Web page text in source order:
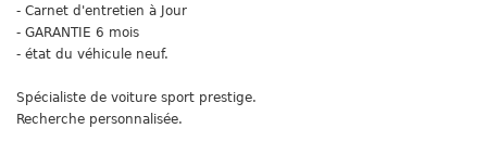
- Carnet d'entretien à Jour
- GARANTIE 6 mois
- état du véhicule neuf.
Spécialiste de voiture sport prestige.
Recherche personnalisée.